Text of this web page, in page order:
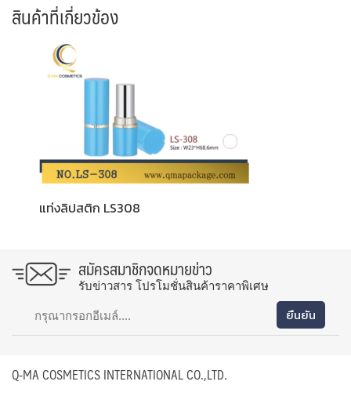
สินค้าที่เกี่ยวข้อง
แท่งลิปสติก LS308
สมัครสมาชิกจดหมายข่าว
รับข่าวสาร โปรโมชั่นสินค้าราคาพิเศษ
Q-MA COSMETICS INTERNATIONAL CO.,LTD.